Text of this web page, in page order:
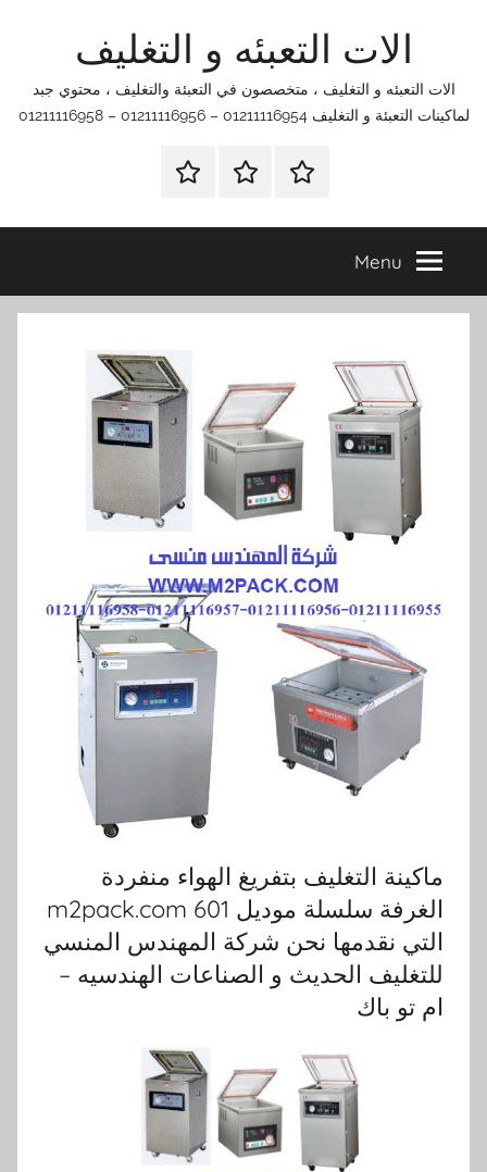
الات التعبئه و التغليف
الات التعبئه و التغليف ، متخصصون في التعبئة والتغليف ، محتوي جبد
لماكينات التعبئة و التغليف 01211116954 – 01211116956 – 01211116958
الرئيسيةاتصل
اتـصـل
في
التي
Menu
ماكينة التغليف بتفريغ الهواء منفردة
الغرفة سلسلة موديل 601 m2pack.com
التي نقدمها نحن شركة المهندس المنسي
للتغليف الحديث و الصناعات الهندسيه –
ام تو باك